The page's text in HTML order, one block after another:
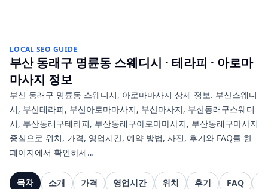
LOCAL SEO GUIDE
부산 동래구 명륜동 스웨디시 · 테라피 · 아로마
마사지 정보
부산 동래구 명륜동 스웨디시, 아로마마사지 상세 정보. 부산스웨디
시, 부산테라피, 부산아로마마사지, 부산마사지, 부산동래구스웨디
시, 부산동래구테라피, 부산동래구아로마마사지, 부산동래구마사지
중심으로 위치, 가격, 영업시간, 예약 방법, 사진, 후기와 FAQ를 한
페이지에서 확인하세…
목차 소개 가격 영업시간 위치 후기 FAQ